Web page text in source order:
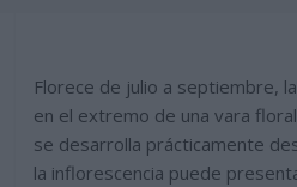
Florece de julio a septiembre,
en el extremo de una vara
se desarrolla prácticamente
la inflorescencia puede